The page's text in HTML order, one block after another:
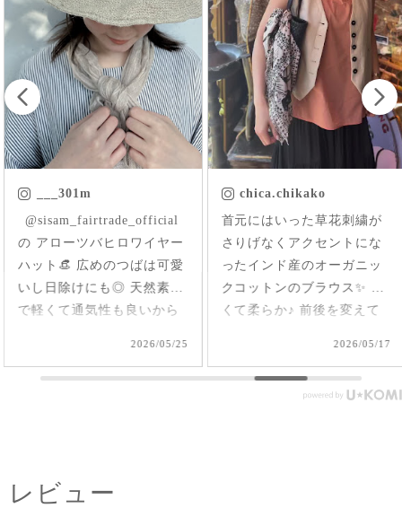
___301m
ㅤㅤㅤ @sisam_fairtrade_official
の アローツバヒロワイヤー
ハット👒 広めのつばは可愛
いし日除けにも◎ 天然素材
で軽くて通気性も良いから
フェアトレード #fairtrade #
2026/05/25
chica.chikako
首元にはいった草花刺繍が
さりげなくアクセントにな
ったインド産のオーガニッ
クコットンのブラウス✨ 軽
くて柔らか♪ 前後を変えて
で可愛いいけど、刺繍面を
前にした時はリネンジレと
2026/05/17
レビュー